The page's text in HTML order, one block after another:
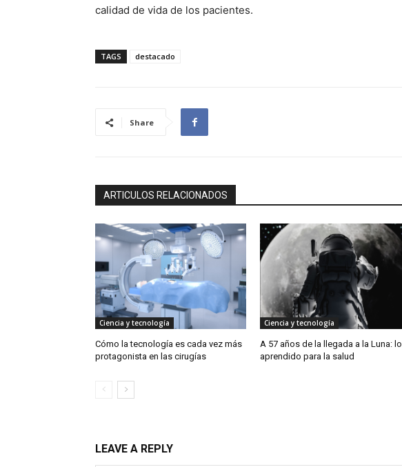
calidad de vida de los pacientes.
TAGS destacado
Share
ARTICULOS RELACIONADOS
Ciencia y tecnología
Cómo la tecnología es cada vez más
protagonista en las cirugías
Ciencia y tecnología
A 57 años de la llegada a la Luna: lo
aprendido para la salud
LEAVE A REPLY